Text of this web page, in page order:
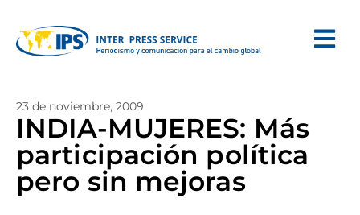
23 de noviembre, 2009
INDIA-MUJERES: Más
participación política
pero sin mejoras